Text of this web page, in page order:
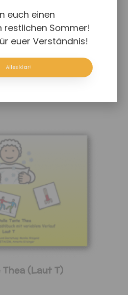
Details
(Laut T)
euch einen
restlichen Sommer!
euer Verständnis!
Alles klar!